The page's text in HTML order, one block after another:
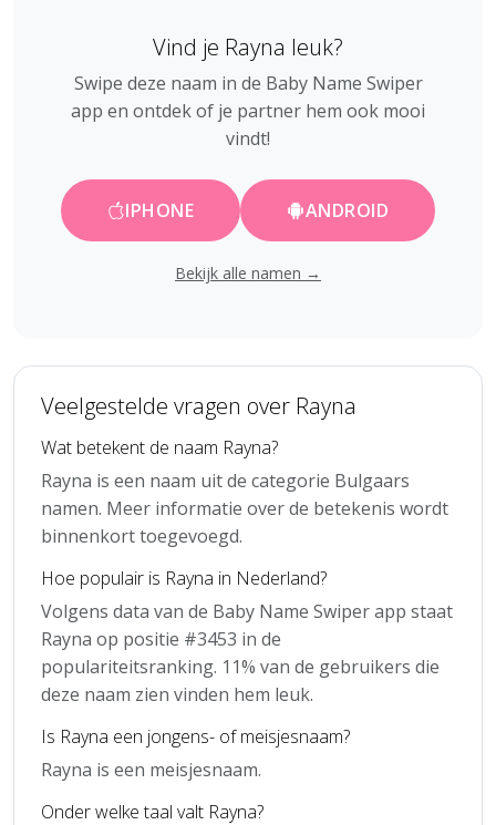
Vind je Rayna leuk?
Swipe deze naam in de Baby Name Swiper
app en ontdek of je partner hem ook mooi
vindt!
IPHONE ANDROID
Bekijk alle namen →
Veelgestelde vragen over Rayna
Wat betekent de naam Rayna?
Rayna is een naam uit de categorie Bulgaars
namen. Meer informatie over de betekenis wordt
binnenkort toegevoegd.
Hoe populair is Rayna in Nederland?
Volgens data van de Baby Name Swiper app staat
Rayna op positie #3453 in de
populariteitsranking. 11% van de gebruikers die
deze naam zien vinden hem leuk.
Is Rayna een jongens- of meisjesnaam?
Rayna is een meisjesnaam.
Onder welke taal valt Rayna?